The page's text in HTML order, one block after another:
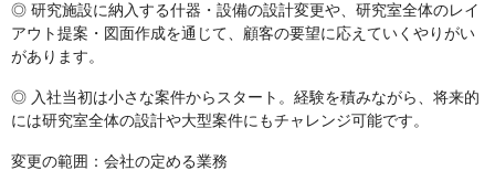
◎ 研究施設に納入する什器・設備の設計変更や、研究室全体のレイ
アウト提案・図面作成を通じて、顧客の要望に応えていくやりがい
があります。
◎ 入社当初は小さな案件からスタート。経験を積みながら、将来的
には研究室全体の設計や大型案件にもチャレンジ可能です。
変更の範囲：会社の定める業務